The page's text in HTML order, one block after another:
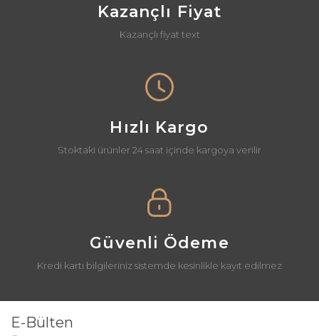
Gönder
Kazançlı Fiyat
Kazançlı fiyat text
Hızlı Kargo
Stoktaki ürünler 24 saat içinde kargoya verilir
Güvenli Ödeme
Kredi kartı bilgileriniz sistemde kesinlikle kayıt edilmez
E-Bülten